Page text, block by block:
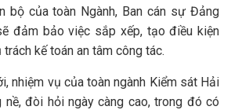
bộ của toàn Ngành, Ban cán sự Đảng
đảm bảo việc sắp xếp, tạo điều kiện
kế toán an tâm công tác.
nhiệm vụ của toàn ngành Kiểm sát Hải
nề, đòi hỏi ngày càng cao, trong đó có